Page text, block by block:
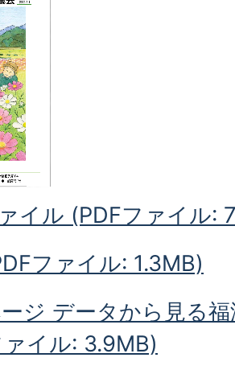
イル (PDFファイル:
ファイル: 1.3MB)
ジ データから見る
ァイル: 3.9MB)